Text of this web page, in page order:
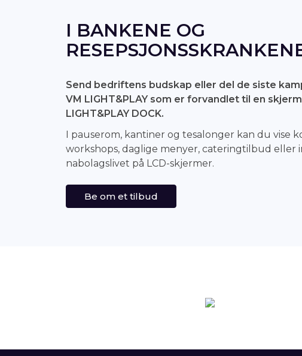
I BANKENE OG
Send bedriftens budskap eller del de siste
VM LIGHT&PLAY som er forvandlet til en
LIGHT&PLAY DOCK.
I pauserom, kantiner og tesalonger kan du vise
workshops, daglige menyer, cateringtilbud eller
nabolagslivet på LCD-skjermer.
Be om et tilbud